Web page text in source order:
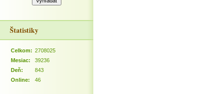
Štatistiky
Online: 46
Celkom: 2708025
Mesiac:
39236
Deň:
843